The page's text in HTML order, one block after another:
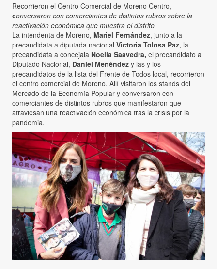
Recorrieron el Centro Comercial de Moreno Centro,
conversaron con comerciantes de distintos rubros sobre la
reactivación económica que muestra el distrito
La intendenta de Moreno, Mariel Fernández, junto a la
precandidata a diputada nacional Victoria Tolosa Paz, la
precandidata a concejala Noelia Saavedra, el precandidato a
Diputado Nacional, Daniel Menéndez y las y los
precandidatos de la lista del Frente de Todos local, recorrieron
el centro comercial de Moreno. Allí visitaron los stands del
Mercado de la Economía Popular y conversaron con
comerciantes de distintos rubros que manifestaron que
atraviesan una reactivación económica tras la crisis por la
pandemia.